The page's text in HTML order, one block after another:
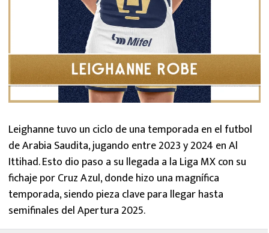
Leighanne tuvo un ciclo de una temporada en el futbol
de Arabia Saudita, jugando entre 2023 y 2024 en Al
Ittihad. Esto dio paso a su llegada a la Liga MX con su
fichaje por Cruz Azul, donde hizo una magnífica
temporada, siendo pieza clave para llegar hasta
semifinales del Apertura 2025.